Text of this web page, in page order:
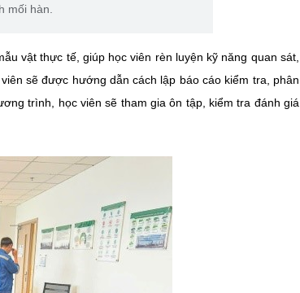
mối hàn.
vật thực tế, giúp học viên rèn luyện kỹ năng quan sát,
sẽ được hướng dẫn cách lập báo cáo kiểm tra, phân
trình, học viên sẽ tham gia ôn tập, kiểm tra đánh giá